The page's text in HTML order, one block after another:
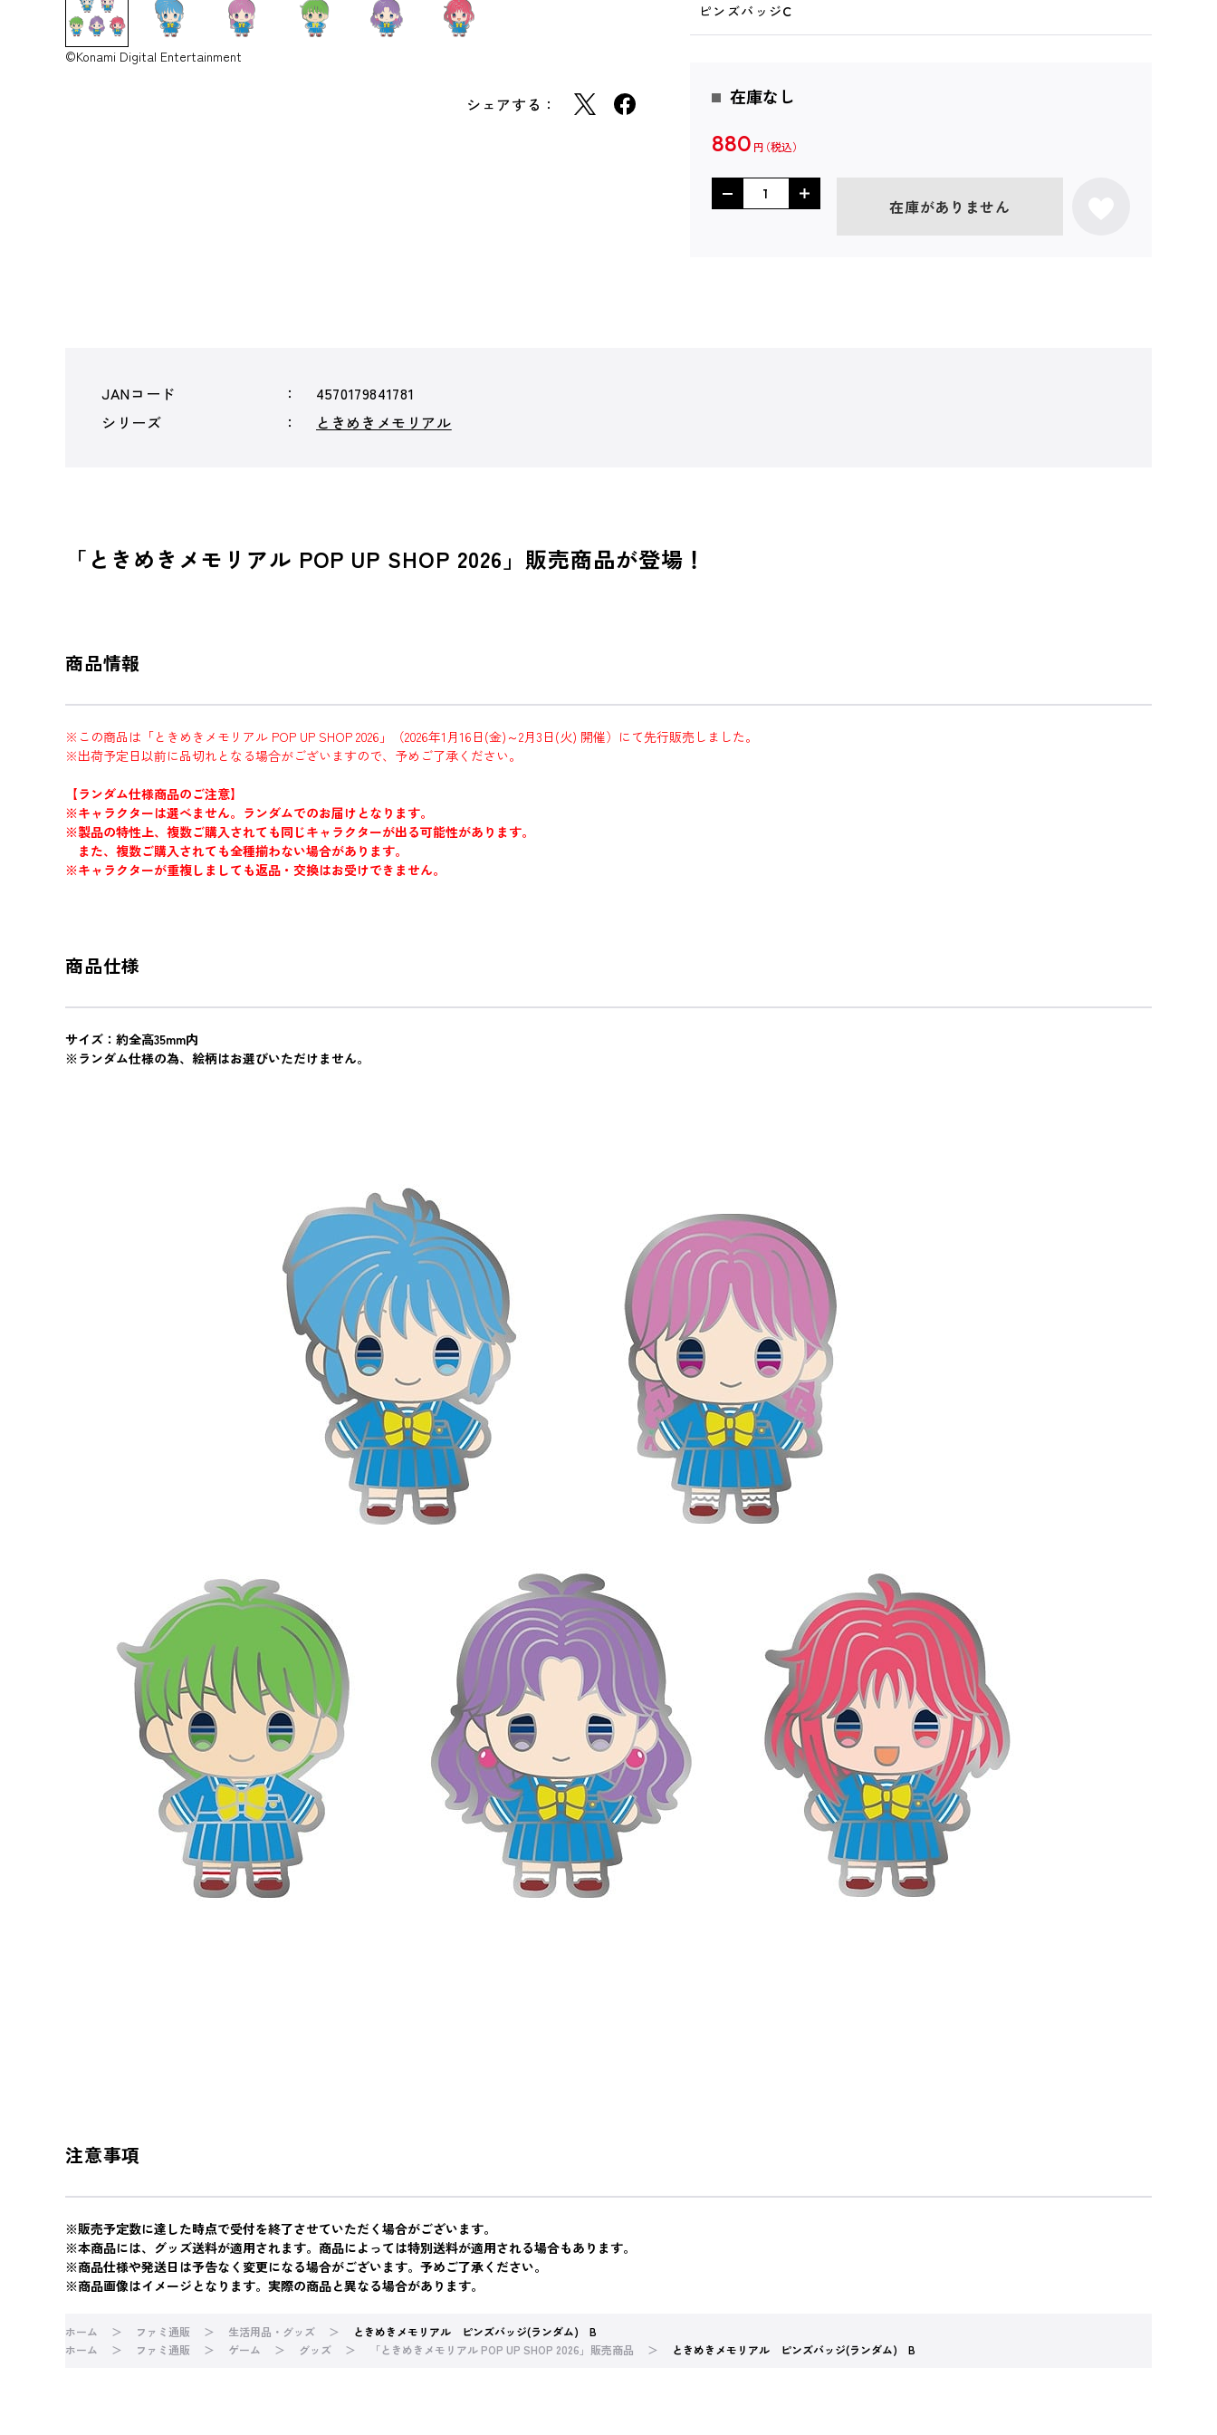
©Konami Digital Entertainment
シェアする：
ピンズバッジC
在庫なし
880 円
在庫がありません
JANコード
4570179841781
シリーズ
ときめきメモリアル
「ときめきメモリアル POP UP SHOP 2026」販売商品が登場！
商品情報
※この商品は「ときめきメモリアル POP UP SHOP 2026」（2026年1月16日(金)～2月3日(火) 開催）にて先行販売しました。
※出荷予定日以前に品切れとなる場合がございますので、予めご了承ください。
【ランダム仕様商品のご注意】
※キャラクターは選べません。ランダムでのお届けとなります。
※製品の特性上、複数ご購入されても同じキャラクターが出る可能性があります。
また、複数ご購入されても全種揃わない場合があります。
※キャラクターが重複しましても返品・交換はお受けできません。
商品仕様
サイズ：約全高35mm内
※ランダム仕様の為、絵柄はお選びいただけません。
注意事項
※販売予定数に達した時点で受付を終了させていただく場合がございます。
※本商品には、グッズ送料が適用されます。商品によっては特別送料が適用される場合もあります。
※商品仕様や発送日は予告なく変更になる場合がございます。予めご了承ください。
※商品画像はイメージとなります。実際の商品と異なる場合があります。
ホーム ファミ通販 生活用品・グッズ
ときめきメモリアル ピンズバッジ(ランダム) B
ホーム
ファミ通販 ゲーム グッズ 「ときめきメモリアル POP UP SHOP 2026」販売商品 ときめきメモリアル ピンズバッジ(ランダム) B